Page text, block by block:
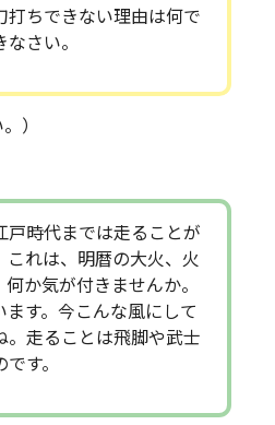
打ちできない理由は何で
さい。
）
戸時代までは走ることが
これは、明暦の大火、火
か気が付きませんか。
す。今こんな風にして
。走ることは飛脚や武士
す。